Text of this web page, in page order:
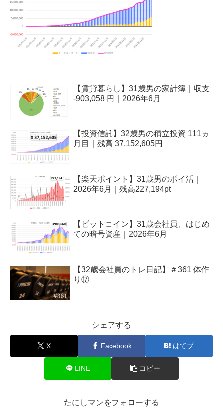
【賃貸暮らし】31歳男の家計簿｜収支
-903,058 円｜2026年6月
【投資信託】32歳男の積立投資 111ヵ
月目｜残高 37,152,605円
【楽天ポイント】31歳男のポイ活｜
2026年6月｜残高227,194pt
【ビットコイン】31歳会社員、はじめ
ての暗号資産｜2026年6月
【32歳会社員のトレ日記】＃361 体作
り⑰
シェアする
X Facebook はてブ
LINE コピー
たにしマンをフォローする